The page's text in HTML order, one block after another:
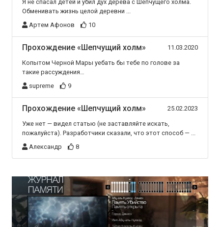
Я не спасал детей и убил дух дерева с Шепчущего холма.
Обменивать жизнь целой деревни ...
Артем Афонов
10
Прохождение «Шепчущий холм» 11.03.2020
Копытом Черной Мары уебать бы тебе по голове за
такие рассуждения…
supreme
9
Прохождение «Шепчущий холм» 25.02.2023
Уже нет — видел статью (не заставляйте искать,
пожалуйста). Разработчики сказали, что этот способ — ...
Александр
8